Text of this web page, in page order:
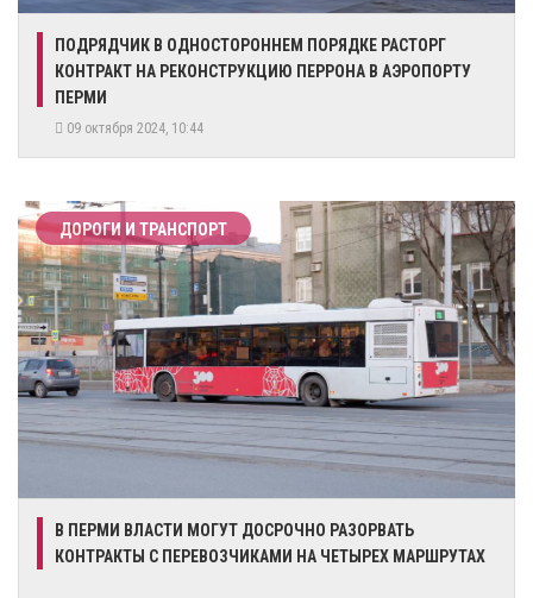
ПОДРЯДЧИК В ОДНОСТОРОННЕМ ПОРЯДКЕ РАСТОРГ
КОНТРАКТ НА РЕКОНСТРУКЦИЮ ПЕРРОНА В АЭРОПОРТУ
ПЕРМИ
09 октября 2024, 10:44
ДОРОГИ И ТРАНСПОРТ
В ПЕРМИ ВЛАСТИ МОГУТ ДОСРОЧНО РАЗОРВАТЬ
КОНТРАКТЫ С ПЕРЕВОЗЧИКАМИ НА ЧЕТЫРЕХ МАРШРУТАХ